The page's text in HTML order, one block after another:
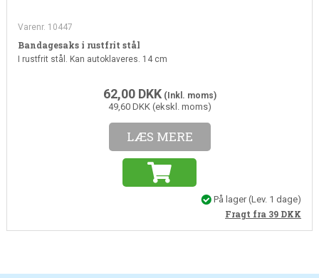
Varenr. 10447
Bandagesaks i rustfrit stål
I rustfrit stål. Kan autoklaveres. 14 cm
62,00 DKK(Inkl. moms)
49,60 DKK (ekskl. moms)
LÆS MERE
På lager(Lev. 1 dage)
Fragt fra 39 DKK